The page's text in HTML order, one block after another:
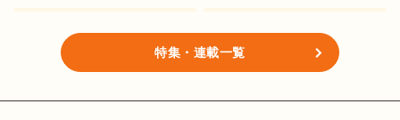
特集・連載一覧